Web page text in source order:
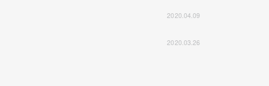
2020.04.09
2020.03.26